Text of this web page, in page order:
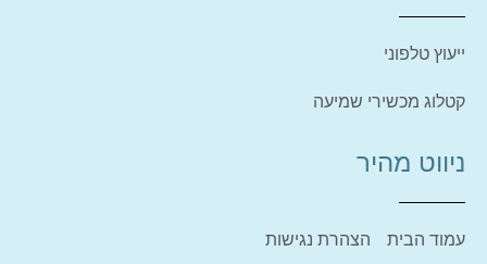
ייעוץ טלפוני
קטלוג מכשירי שמיעה
ניווט מהיר
עמוד הבית הצהרת נגישות